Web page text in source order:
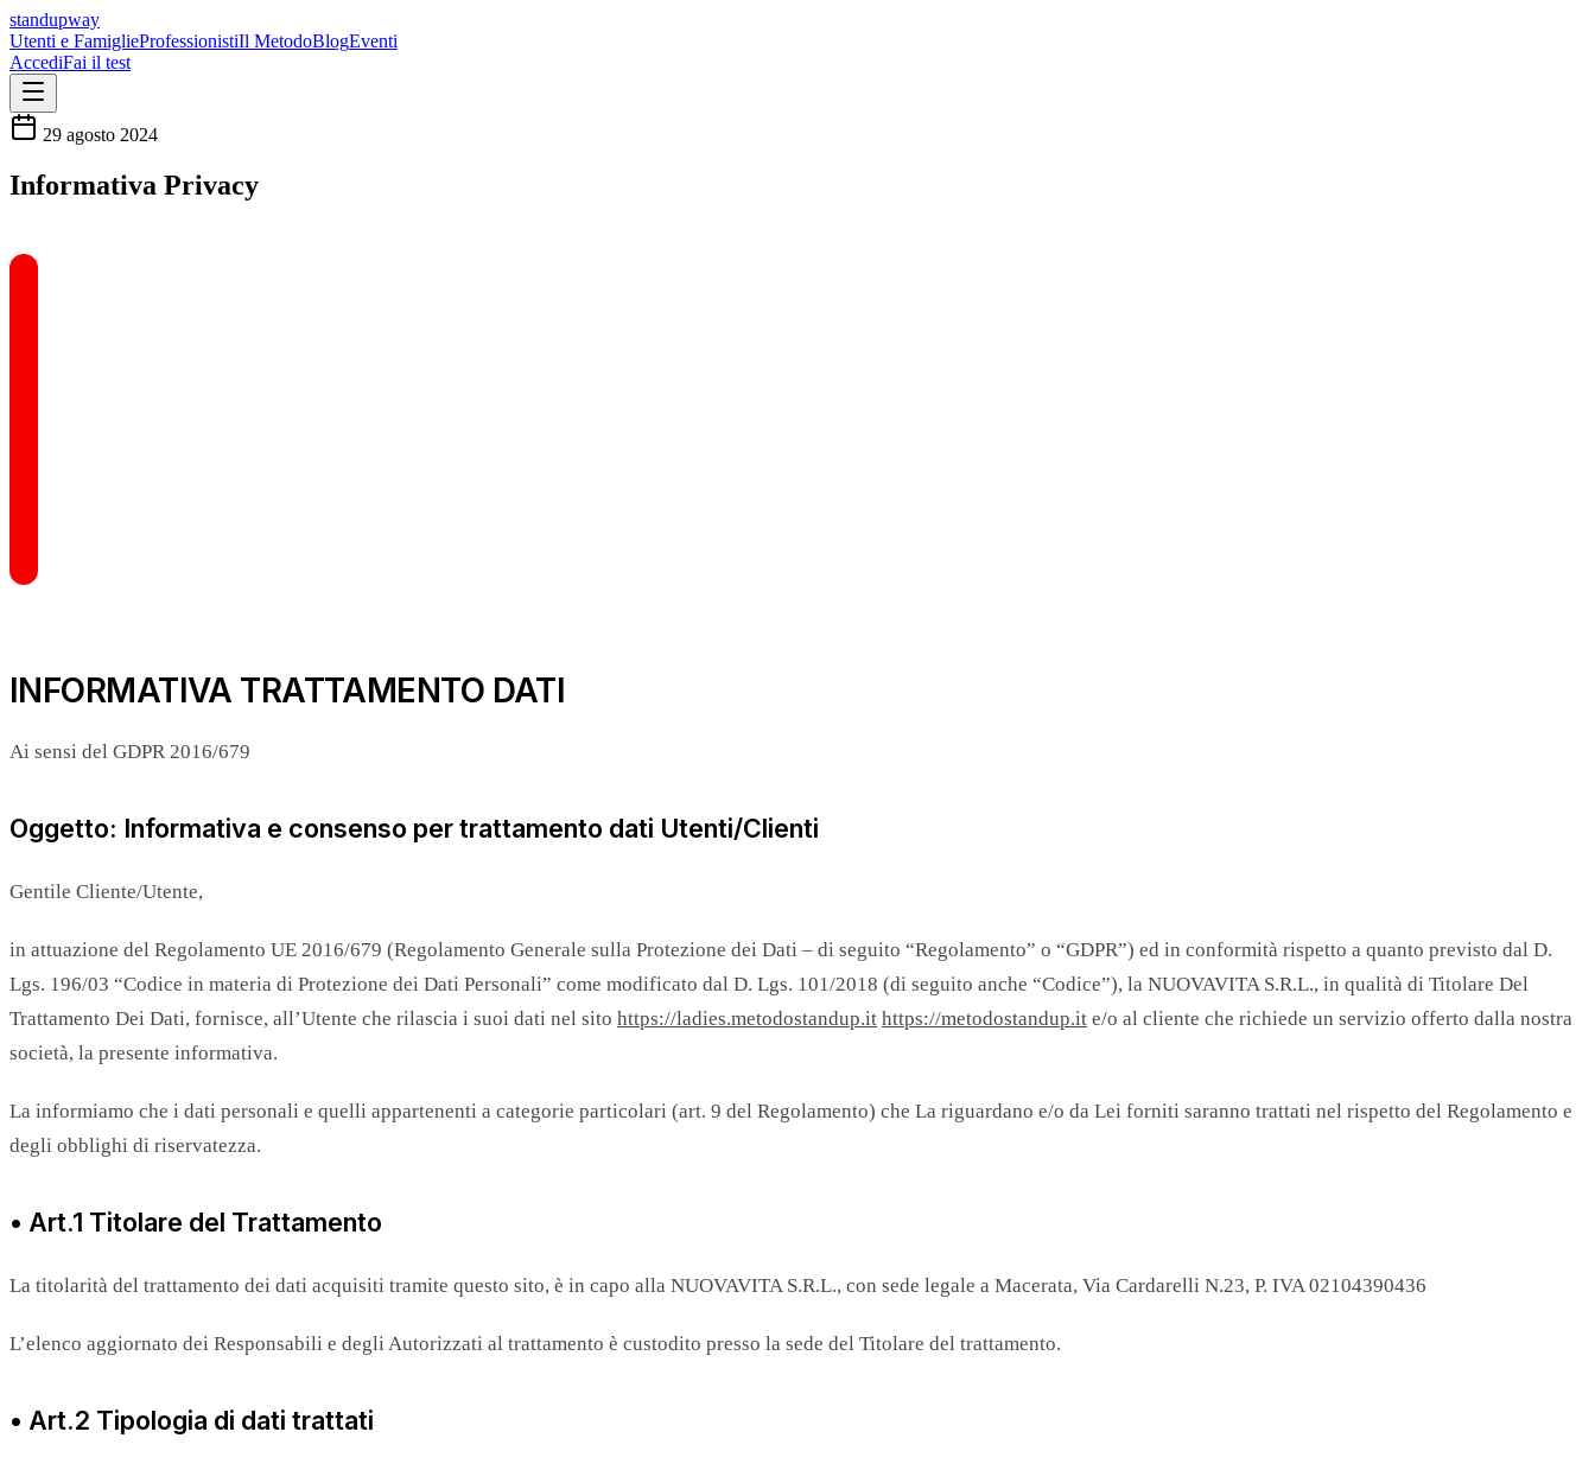
standupway
Utenti e FamiglieProfessionistiIl MetodoBlogEventi
AccediFai il test
29 agosto 2024
Informativa Privacy
INFORMATIVA TRATTAMENTO DATI
Ai sensi del GDPR 2016/679
Oggetto: Informativa e consenso per trattamento dati Utenti/Clienti
Gentile Cliente/Utente,
in attuazione del Regolamento UE 2016/679 (Regolamento Generale sulla Protezione dei Dati – di seguito “Regolamento” o “GDPR”) ed in conformità rispetto a quanto previsto dal D.
Lgs. 196/03 “Codice in materia di Protezione dei Dati Personali” come modificato dal D. Lgs. 101/2018 (di seguito anche “Codice”), la NUOVAVITA S.R.L., in qualità di Titolare Del
Trattamento Dei Dati, fornisce, all’Utente che rilascia i suoi dati nel sito https://ladies.metodostandup.it https://metodostandup.it e/o al cliente che richiede un servizio offerto dalla nostra
società, la presente informativa.
La informiamo che i dati personali e quelli appartenenti a categorie particolari (art. 9 del Regolamento) che La riguardano e/o da Lei forniti saranno trattati nel rispetto del Regolamento e
degli obblighi di riservatezza.
• Art.1 Titolare del Trattamento
La titolarità del trattamento dei dati acquisiti tramite questo sito, è in capo alla NUOVAVITA S.R.L., con sede legale a Macerata, Via Cardarelli N.23, P. IVA 02104390436
L’elenco aggiornato dei Responsabili e degli Autorizzati al trattamento è custodito presso la sede del Titolare del trattamento.
• Art.2 Tipologia di dati trattati